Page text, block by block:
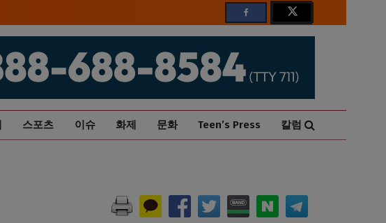
스포츠 이슈 화제 문화 Teen’s Press 칼럼